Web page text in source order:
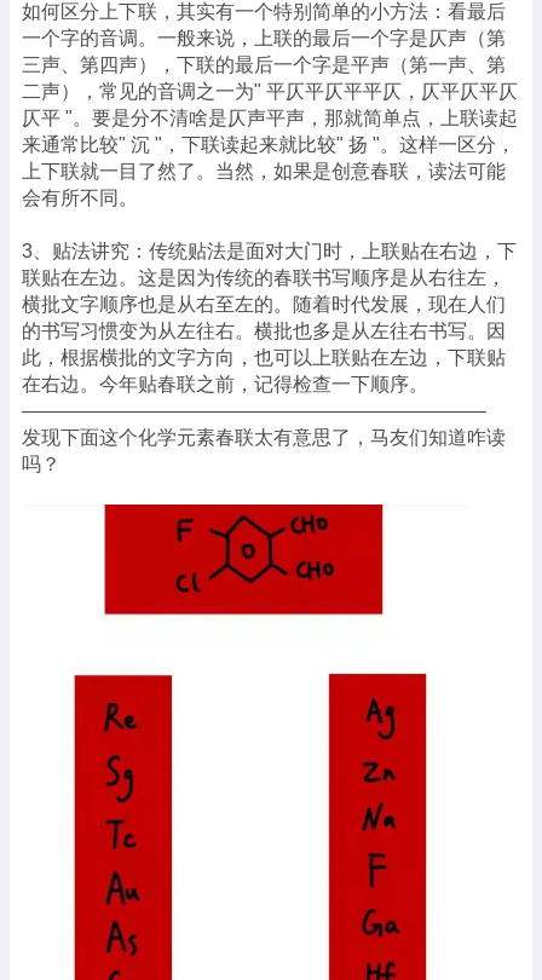
如何区分上下联，其实有一个特别简单的小方法：看最后
一个字的音调。一般来说，上联的最后一个字是仄声（第
三声、第四声），下联的最后一个字是平声（第一声、第
二声），常见的音调之一为" 平仄平仄平平仄，仄平仄平仄
仄平 "。要是分不清啥是仄声平声，那就简单点，上联读起
来通常比较" 沉 "，下联读起来就比较" 扬 "。这样一区分，
上下联就一目了然了。当然，如果是创意春联，读法可能
会有所不同。
3、贴法讲究：传统贴法是面对大门时，上联贴在右边，下
联贴在左边。这是因为传统的春联书写顺序是从右往左，
横批文字顺序也是从右至左的。随着时代发展，现在人们
的书写习惯变为从左往右。横批也多是从左往右书写。因
此，根据横批的文字方向，也可以上联贴在左边，下联贴
在右边。今年贴春联之前，记得检查一下顺序。
————————————————————————
发现下面这个化学元素春联太有意思了，马友们知道咋读
吗？